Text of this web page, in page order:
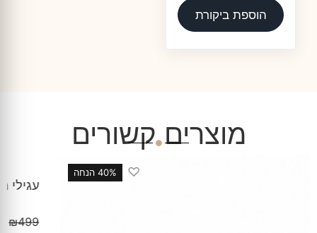
הוספת ביקורת
מוצרים קשורים
עגילי חישוק אבן מוסונייט עגולה כסף